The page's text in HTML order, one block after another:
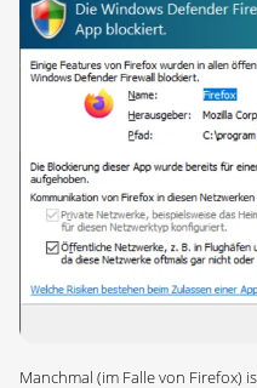
Manchmal (im Falle von Firefox)